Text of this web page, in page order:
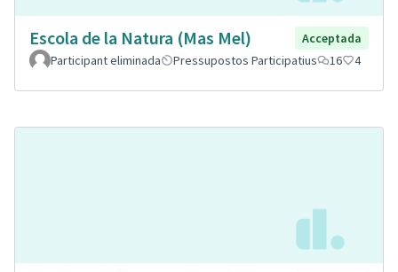
Escola de la Natura (Mas Mel)
Acceptada
Participant eliminada
Pressupostos Participatius 16 4